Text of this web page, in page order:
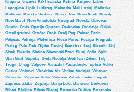
Krapina Krizevci Krk Hrvatska Kutina Kutjevo
Labin
Lepoglava
Lipik Ludbreg Makarska Mali Losinj Malinska
Metković Mursko Sredisce Nasice Nin Nova Gradi Novalja
Novi Marof Novi Vinodolski Novigrad Novska Obrovac
Ogulin Omis Opatija Opuzen Orahovica Oroslavje Osijek
Ostali gradovi Otočac Otok Ozalj Pag Pakrac Pazin
Pelješac Petrinja Pleternica Ploče Poreč Pozega Pregrada
Prelog Pula Rab Rijeka Rovinj Samobor Senj Sibenik Sinj
Sisak Skradin Slatina Slavonski Brod Slunj Solin Split
Stari Grad
Supetar Sveta Nedelja Sveti Ivan Zelina Trilj
Trogir Umag Valpovo Varazdin Varazdinske Toplice Velika
Gorica Vinkovci Virovitica Vis Vodice Vodnjan Vrbovec
Vrbovsko Vrgorac Vrlika Vukovar Zabok Zadar Zagreb
Zapresic Zlatar Zupanja Banja Luka Banovići Berkovići
Bihać Bijeljina Bileća Blagaj Bosanska Dubica Bosanska